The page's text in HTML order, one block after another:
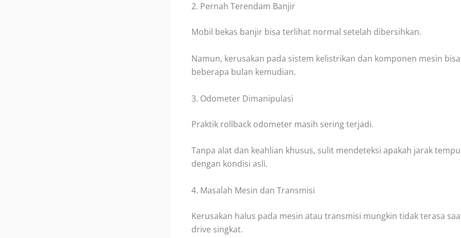
2. Pernah Terendam Banjir
Mobil bekas banjir bisa terlihat normal setelah dibersihkan.
Namun, kerusakan pada sistem kelistrikan dan komponen mesin
beberapa bulan kemudian.
3. Odometer Dimanipulasi
Praktik rollback odometer masih sering terjadi.
Tanpa alat dan keahlian khusus, sulit mendeteksi apakah jarak
dengan kondisi asli.
4. Masalah Mesin dan Transmisi
Kerusakan halus pada mesin atau transmisi mungkin tidak terasa
drive singkat.